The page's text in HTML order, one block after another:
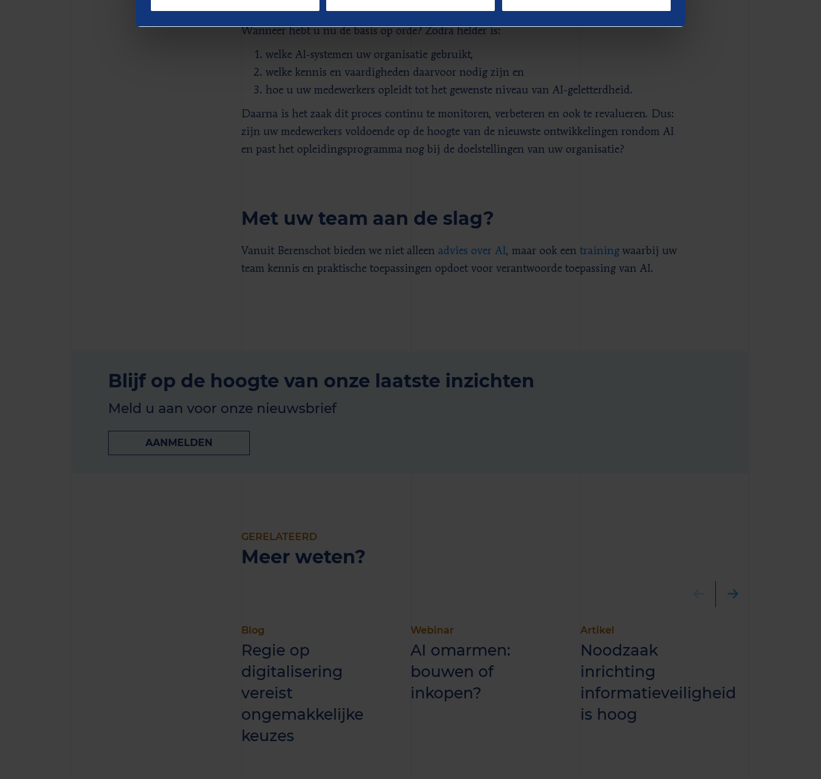
Wanneer hebt u nu de basis op orde? Zodra helder is:
welke AI-systemen uw organisatie gebruikt,
welke kennis en vaardigheden daarvoor nodig zijn en
hoe u uw medewerkers opleidt tot het gewenste niveau van AI-geletterdheid.
Daarna is het zaak dit proces continu te monitoren, verbeteren en ook te revalueren. Dus:
zijn uw medewerkers voldoende op de hoogte van de nieuwste ontwikkelingen rondom AI
en past het opleidingsprogramma nog bij de doelstellingen van uw organisatie?
Met uw team aan de slag?
Vanuit Berenschot bieden we niet alleen advies over AI, maar ook een training waarbij uw
team kennis en praktische toepassingen opdoet voor verantwoorde toepassing van AI.
Blijf op de hoogte van onze laatste inzichten
Meld u aan voor onze nieuwsbrief
AANMELDEN
GERELATEERD
Meer weten?
Blog
Regie op
digitalisering
vereist
ongemakkelijke
keuzes
Webinar
AI omarmen:
bouwen of
inkopen?
Artikel
Noodzaak
inrichting
informatieveiligheid
is hoog